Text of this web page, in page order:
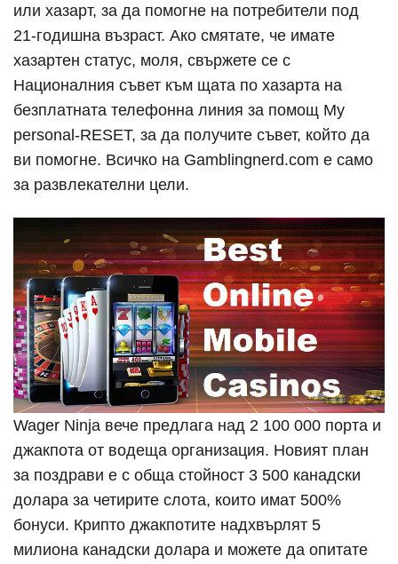
или хазарт, за да помогне на потребители под
21-годишна възраст. Ако смятате, че имате
хазартен статус, моля, свържете се с
Националния съвет към щата по хазарта на
безплатната телефонна линия за помощ My
personal-RESET, за да получите съвет, който да
ви помогне. Всичко на Gamblingnerd.com е само
за развлекателни цели.
Wager Ninja вече предлага над 2 100 000 порта и
джакпота от водеща организация. Новият план
за поздрави е с обща стойност 3 500 канадски
долара за четирите слота, които имат 500%
бонуси. Крипто джакпотите надхвърлят 5
милиона канадски долара и можете да опитате